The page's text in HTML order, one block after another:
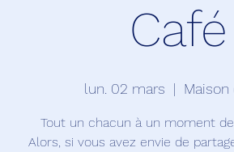
lun. 02 mars
  |
Maison
Tout un chacun à un moment
Alors, si vous avez envie de